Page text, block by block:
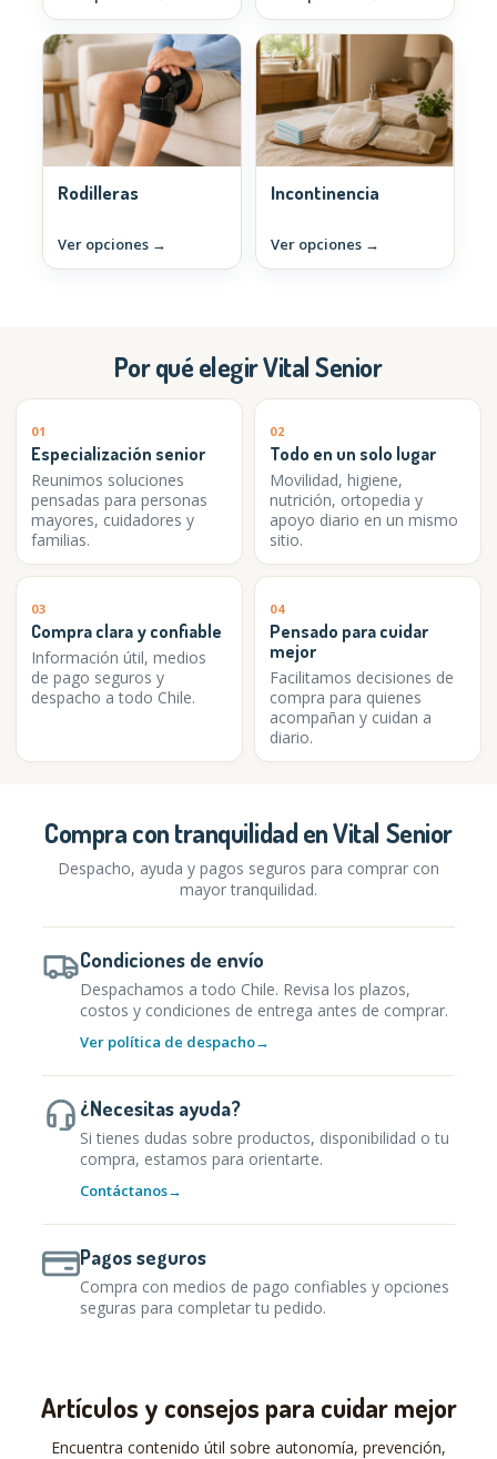
Rodilleras
Ver opciones →
Incontinencia
Ver opciones →
Por qué elegir Vital Senior
01
Especialización senior
Reunimos soluciones
pensadas para personas
mayores, cuidadores y
familias.
02
Todo en un solo lugar
Movilidad, higiene,
nutrición, ortopedia y
apoyo diario en un mismo
sitio.
03
Compra clara y confiable
Información útil, medios
de pago seguros y
despacho a todo Chile.
04
Pensado para cuidar
mejor
Facilitamos decisiones de
compra para quienes
acompañan y cuidan a
diario.
Compra con tranquilidad en Vital Senior
Despacho, ayuda y pagos seguros para comprar con
mayor tranquilidad.
Condiciones de envío
Despachamos a todo Chile. Revisa los plazos,
costos y condiciones de entrega antes de comprar.
Ver política de despacho→
¿Necesitas ayuda?
Si tienes dudas sobre productos, disponibilidad o tu
compra, estamos para orientarte.
Contáctanos→
Pagos seguros
Compra con medios de pago confiables y opciones
seguras para completar tu pedido.
Artículos y consejos para cuidar mejor
Encuentra contenido útil sobre autonomía, prevención,